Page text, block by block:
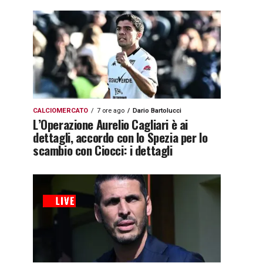
CALCIOMERCATO 7 ore ago Dario Bartolucci
L’Operazione Aurelio Cagliari è ai
dettagli, accordo con lo Spezia per lo
scambio con Ciocci: i dettagli